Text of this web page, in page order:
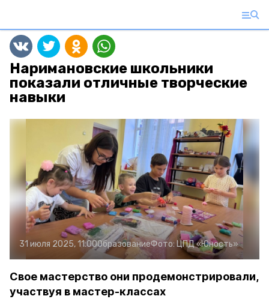
Наримановские школьники
показали отличные творческие
навыки
31 июля 2025, 11:00ОбразованиеФото:ЦПД «Юность»
Свое мастерство они продемонстрировали,
участвуя в мастер-классах